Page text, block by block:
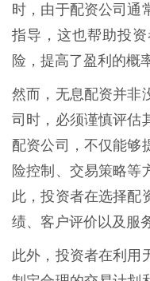
时，由于配资公司通
指导，这也帮助投
险，提高了盈利的概
然而，无息配资并非
司时，必须谨慎评估
配资公司，不仅能够
险控制、交易策略等
此，投资者在选择配
绩、客户评价以及服
此外，投资者在利用